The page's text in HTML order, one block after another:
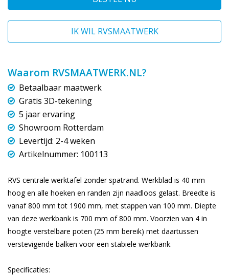
IK WIL RVSMAATWERK
Waarom RVSMAATWERK.NL?
Betaalbaar maatwerk
Gratis 3D-tekening
5 jaar ervaring
Showroom Rotterdam
Levertijd: 2-4 weken
Artikelnummer: 100113
RVS centrale werktafel zonder spatrand. Werkblad is 40 mm
hoog en alle hoeken en randen zijn naadloos gelast. Breedte is
vanaf 800 mm tot 1900 mm, met stappen van 100 mm. Diepte
van deze werkbank is 700 mm of 800 mm. Voorzien van 4 in
hoogte verstelbare poten (25 mm bereik) met daartussen
verstevigende balken voor een stabiele werkbank.
Specificaties: